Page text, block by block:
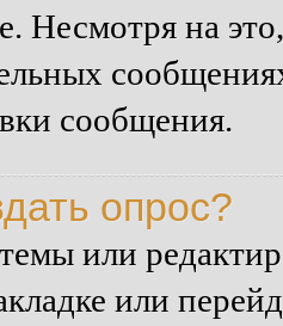
Несмотря на
сообщения.
опрос?
или
или